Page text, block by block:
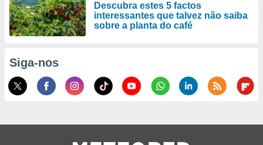
Descubra estes 5 factos
interessantes que talvez não saiba
sobre a planta do café
Siga-nos